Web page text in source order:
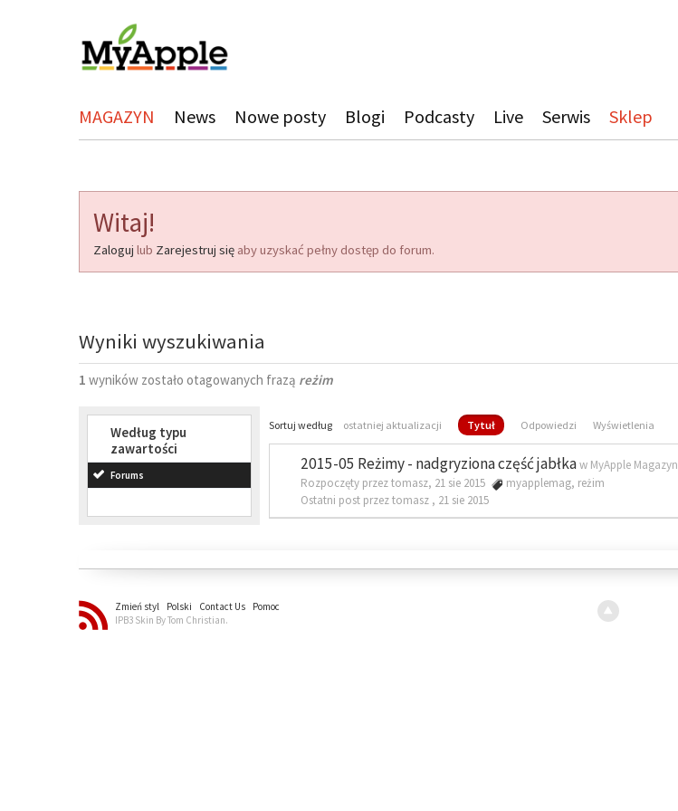
MAGAZYN News Nowe posty Blogi Podcasty Live Serwis Sklep
Witaj!
Zaloguj lub Zarejestruj się aby uzyskać pełny dostęp do forum.
Wyniki wyszukiwania
1 wyników zostało otagowanych frazą reżim
Według typu
zawartości
Forums
Sortuj według ostatniej aktualizacji Tytuł Odpowiedzi Wyświetlenia
2015-05 Reżimy - nadgryziona część jabłkaw MyApple Magazyn
Rozpoczęty przez tomasz, 21 sie 2015
myapplemag, reżim
Ostatni post przez tomasz , 21 sie 2015
Zmień styl Polski Contact Us
Pomoc
IPB3 Skin By Tom Christian.